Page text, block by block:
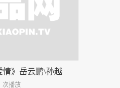
情》岳云鹏\孙越
次播放